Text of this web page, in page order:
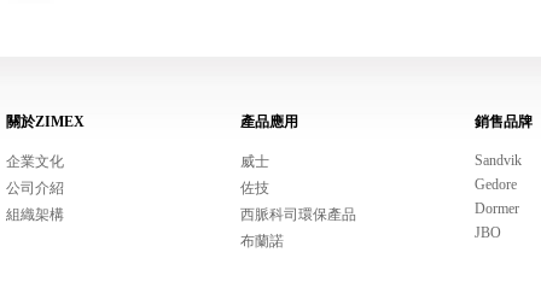
關於ZIMEX
企業文化
公司介紹
組織架構
產品應用
威士
佐技
西脈科司環保產品
布蘭諾
銷售品牌
Sandvik
Gedore
Dormer
JBO